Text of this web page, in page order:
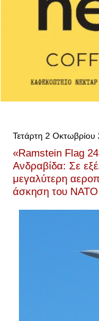
Τετάρτη 2 Οκτωβρίου
«Ramstein Flag
Ανδραβίδα: Σε
μεγαλύτερη
άσκηση του ΝΑΤΟ